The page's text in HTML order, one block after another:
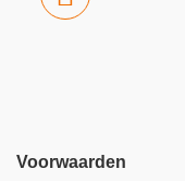
Voorwaarden